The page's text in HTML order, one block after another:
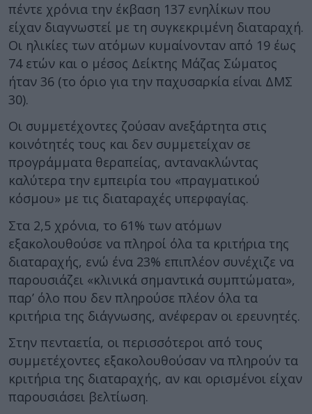
πέντε χρόνια την έκβαση 137 ενηλίκων που
είχαν διαγνωστεί με τη συγκεκριμένη διαταραχή.
Οι ηλικίες των ατόμων κυμαίνονταν από 19 έως
74 ετών και ο μέσος Δείκτης Μάζας Σώματος
ήταν 36 (το όριο για την παχυσαρκία είναι ΔΜΣ
30).
Οι συμμετέχοντες ζούσαν ανεξάρτητα στις
κοινότητές τους και δεν συμμετείχαν σε
προγράμματα θεραπείας, αντανακλώντας
καλύτερα την εμπειρία του «πραγματικού
κόσμου» με τις διαταραχές υπερφαγίας.
Στα 2,5 χρόνια, το 61% των ατόμων
εξακολουθούσε να πληροί όλα τα κριτήρια της
διαταραχής, ενώ ένα 23% επιπλέον συνέχιζε να
παρουσιάζει «κλινικά σημαντικά συμπτώματα»,
παρ’ όλο που δεν πληρούσε πλέον όλα τα
κριτήρια της διάγνωσης, ανέφεραν οι ερευνητές.
Στην πενταετία, οι περισσότεροι από τους
συμμετέχοντες εξακολουθούσαν να πληρούν τα
κριτήρια της διαταραχής, αν και ορισμένοι είχαν
παρουσιάσει βελτίωση.